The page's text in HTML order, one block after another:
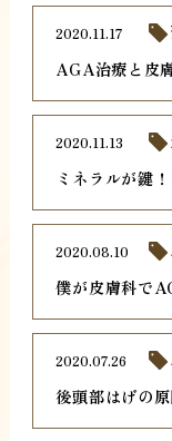
AGA治療と皮
2020.11.17
ミネラルが鍵
2020.11.13
僕が皮膚科で
2020.08.10
後頭部はげの
2020.07.26